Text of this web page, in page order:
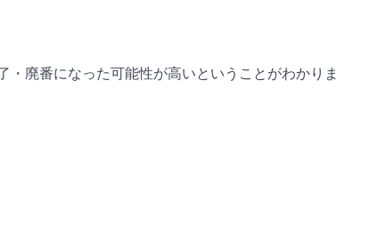
廃番になった可能性が高いということがわかりま